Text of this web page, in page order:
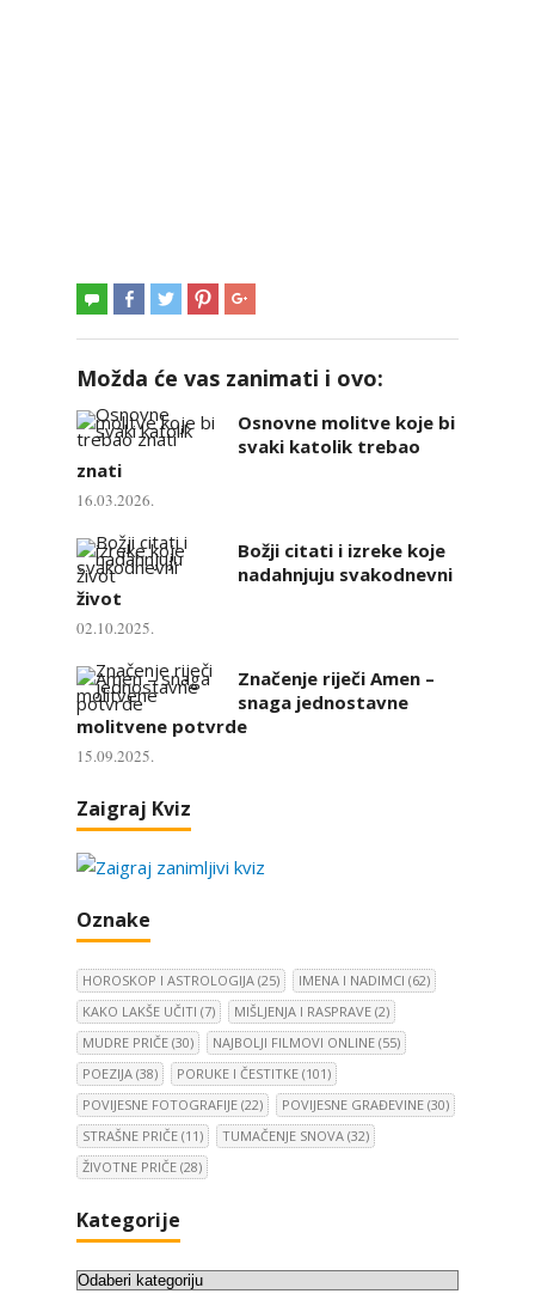
Možda će vas zanimati i ovo:
Osnovne molitve koje bi
svaki katolik trebao
znati
16.03.2026.
Božji citati i izreke koje
nadahnjuju svakodnevni
život
02.10.2025.
Značenje riječi Amen –
snaga jednostavne
molitvene potvrde
15.09.2025.
Zaigraj Kviz
Oznake
HOROSKOP I ASTROLOGIJA (25) IMENA I NADIMCI (62)
KAKO LAKŠE UČITI (7) MIŠLJENJA I RASPRAVE (2)
MUDRE PRIČE (30) NAJBOLJI FILMOVI ONLINE (55)
POEZIJA (38) PORUKE I ČESTITKE (101)
POVIJESNE FOTOGRAFIJE (22) POVIJESNE GRAĐEVINE (30)
STRAŠNE PRIČE (11) TUMAČENJE SNOVA (32)
ŽIVOTNE PRIČE (28)
Kategorije
K